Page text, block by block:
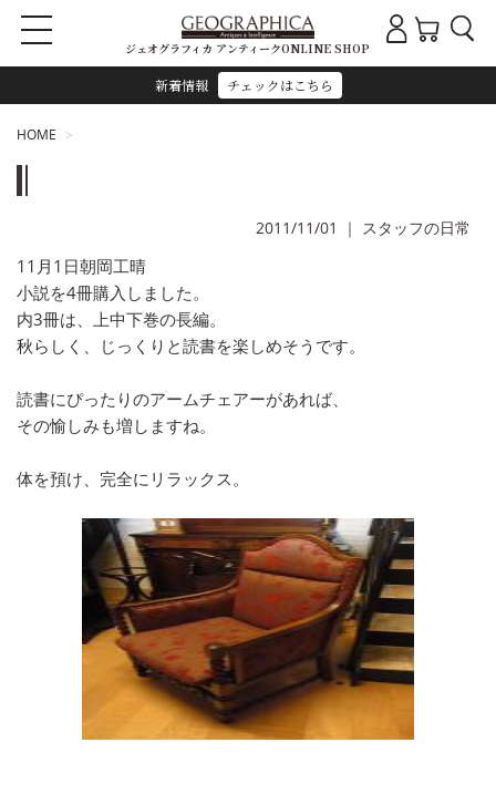
新着情報 チェックはこちら
ジェオグラフィカ アンティークONLINE SHOP
HOME
2011/11/01 ｜ スタッフの日常
11月1日朝岡工晴
小説を4冊購入しました。
内3冊は、上中下巻の長編。
秋らしく、じっくりと読書を楽しめそうです。
読書にぴったりのアームチェアーがあれば、
その愉しみも増しますね。
体を預け、完全にリラックス。